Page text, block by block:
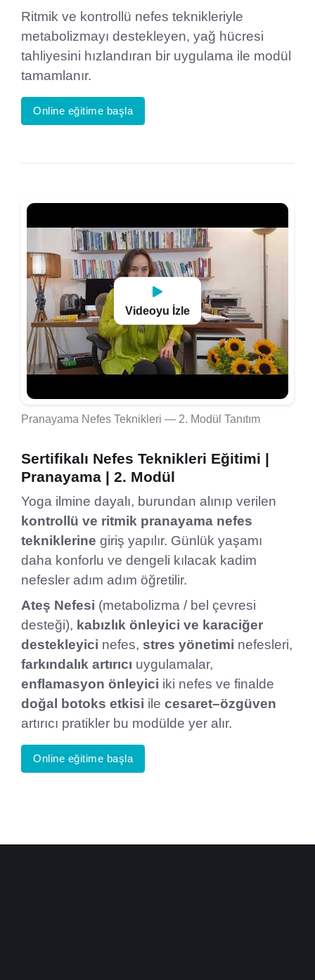
Ritmik ve kontrollü nefes teknikleriyle
metabolizmayı destekleyen, yağ hücresi
tahliyesini hızlandıran bir uygulama ile modül
tamamlanır.
Online eğitime başla
Videoyu İzle
Pranayama Nefes Teknikleri — 2. Modül Tanıtım
Sertifikalı Nefes Teknikleri Eğitimi |
Pranayama | 2. Modül
Yoga ilmine dayalı, burundan alınıp verilen
kontrollü ve ritmik pranayama nefes
tekniklerine giriş yapılır. Günlük yaşamı
daha konforlu ve dengeli kılacak kadim
nefesler adım adım öğretilir.
Ateş Nefesi (metabolizma / bel çevresi
desteği), kabızlık önleyici ve karaciğer
destekleyici nefes, stres yönetimi nefesleri,
farkındalık artırıcı uygulamalar,
enflamasyon önleyici iki nefes ve finalde
doğal botoks etkisi ile cesaret–özgüven
artırıcı pratikler bu modülde yer alır.
Online eğitime başla